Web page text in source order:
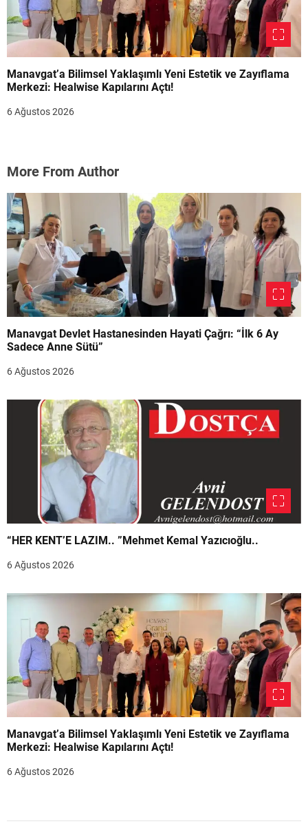
Manavgat’a Bilimsel Yaklaşımlı Yeni Estetik ve Zayıflama
Merkezi: Healwise Kapılarını Açtı!
6 Ağustos 2026
More From Author
Manavgat Devlet Hastanesinden Hayati Çağrı: “İlk 6 Ay
Sadece Anne Sütü”
6 Ağustos 2026
“HER KENT’E LAZIM.. ”Mehmet Kemal Yazıcıoğlu..
6 Ağustos 2026
Manavgat’a Bilimsel Yaklaşımlı Yeni Estetik ve Zayıflama
Merkezi: Healwise Kapılarını Açtı!
6 Ağustos 2026